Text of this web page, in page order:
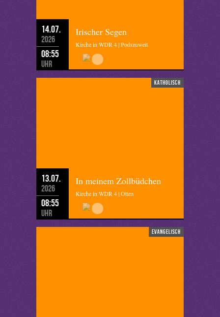
14.07.
2026
08:55
Uhr
Irischer Segen
Kirche in WDR 4 | Podszuweit
katholisch
13.07.
2026
08:55
Uhr
In meinem Zollbüdchen
Kirche in WDR 4 | Otten
evangelisch